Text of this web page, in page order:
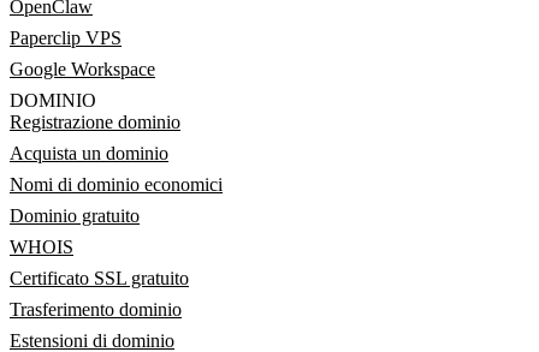
OpenClaw
Paperclip VPS
Google Workspace
DOMINIO
Registrazione dominio
Acquista un dominio
Nomi di dominio economici
Dominio gratuito
WHOIS
Certificato SSL gratuito
Trasferimento dominio
Estensioni di dominio